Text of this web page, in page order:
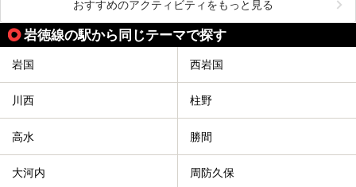
おすすめのアクティビティをもっと見る
岩徳線の駅から同じテーマで探す
岩国 西岩国
川西 柱野
高水 勝間
大河内 周防久保